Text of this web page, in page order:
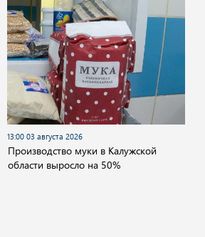
13:00 03 августа 2026
Производство муки в Калужской
области выросло на 50%